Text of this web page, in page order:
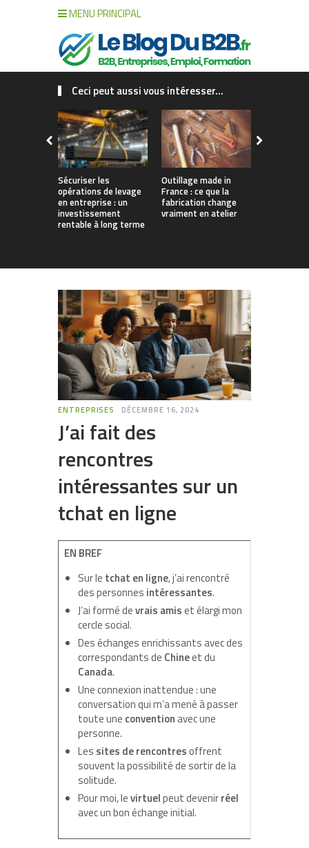
MENU PRINCIPAL
Ceci peut aussi vous intéresser...
Sécuriser les
opérations de levage
en entreprise : un
investissement
rentable à long terme
Outillage made in
France : ce que la
fabrication change
vraiment en atelier
ENTREPRISES DÉCEMBRE 16, 2024
J’ai fait des
rencontres
intéressantes sur un
tchat en ligne
EN BREF
Sur le tchat en ligne, j’ai rencontré
des personnes intéressantes.
J’ai formé devrais amiset élargi mon
cercle social.
Des échanges enrichissants avec des
correspondants de Chineet du
Canada.
Une connexion inattendue : une
conversation qui m’a mené à passer
toute une convention avec une
personne.
Les sites de rencontresoffrent
souvent la possibilité de sortir de la
solitude.
Pour moi, levirtuelpeut devenirréel
avec un bon échange initial.